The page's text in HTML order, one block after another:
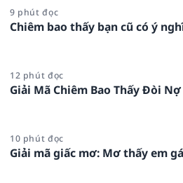
9 phút đọc
Chiêm bao thấy bạn cũ có ý
12 phút đọc
Giải Mã Chiêm Bao Thấy Đòi
10 phút đọc
Giải mã giấc mơ: Mơ thấy em